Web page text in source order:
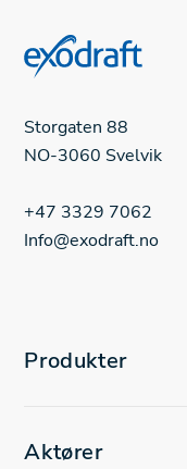
Storgaten 88
NO-3060 Svelvik
+47 3329 7062
Info@exodraft.no
Produkter
Aktører